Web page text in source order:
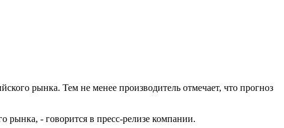
рынка. Тем не менее производитель отмечает, что прогноз
рынка, - говорится в пресс-релизе компании.